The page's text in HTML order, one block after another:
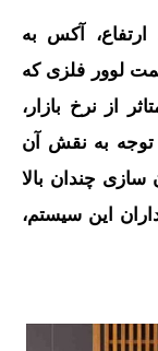
آکس به
لوور فلزی که
از نرخ بازار،
توجه به نقش آن
سازی چندان بالا
این سیستم،